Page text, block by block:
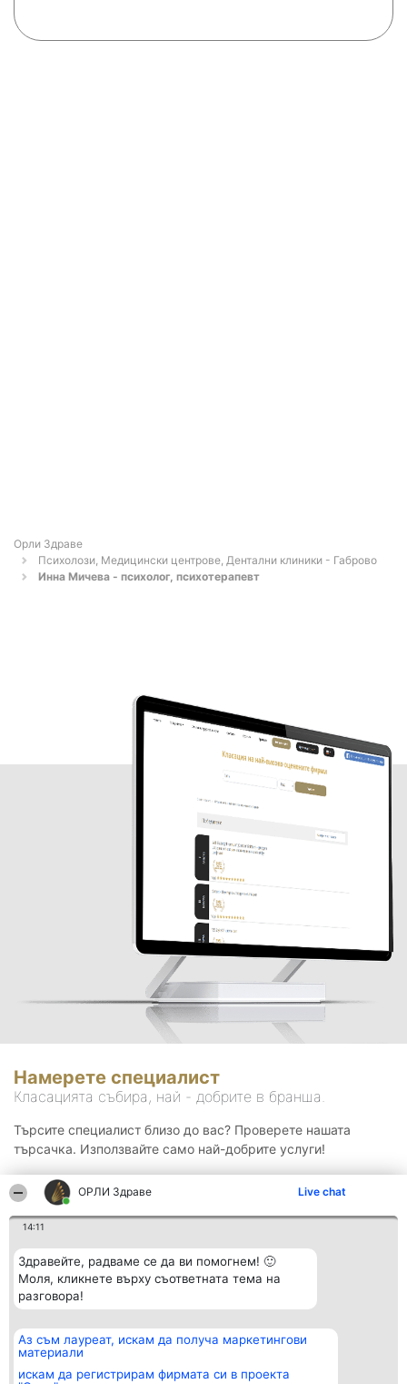
ОРЛИ Здраве Live chat
14:11
Здравейте, радваме се да ви помогнем! 🙂
Моля, кликнете върху съответната тема на
разговора!
Аз съм лауреат, искам да получа маркетингови
материали
искам да регистрирам фирмата си в проекта
Орли Здраве
Психолози, Медицински центрове, Дентални клиники - Габрово
Инна Мичева - психолог, психотерапевт
Намерете специалист
Класацията събира, най - добрите в бранша.
Търсите специалист близо до вас? Проверете нашата
търсачка. Използвайте само най-добрите услуги!
Организатор на
класиране
BulevardulAleea Timișul De
Класация
всички
Контакти